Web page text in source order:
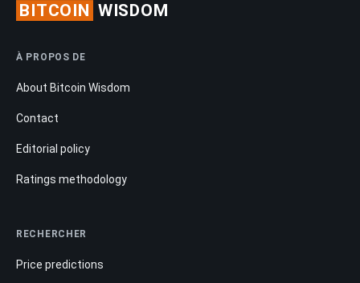
BITCOIN WISDOM
À PROPOS DE
About Bitcoin Wisdom
Contact
Editorial policy
Ratings methodology
RECHERCHER
Price predictions